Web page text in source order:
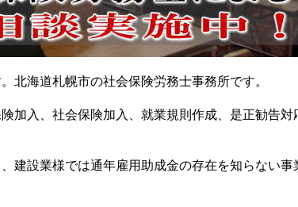
北海道札幌市の社会保険労務士事務所です。
加入、社会保険加入、就業規則作成、是正勧告対
建設業様では通年雇用助成金の存在を知らない